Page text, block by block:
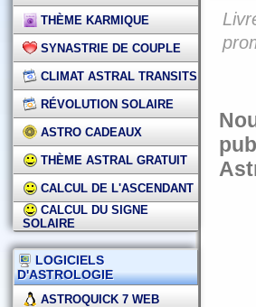
THÈME KARMIQUE
SYNASTRIE DE COUPLE
CLIMAT ASTRAL TRANSITS
RÉVOLUTION SOLAIRE
ASTRO CADEAUX
THÈME ASTRAL GRATUIT
CALCUL DE L'ASCENDANT
CALCUL DU SIGNE
SOLAIRE
LOGICIELS
D'ASTROLOGIE
ASTROQUICK 7 WEB